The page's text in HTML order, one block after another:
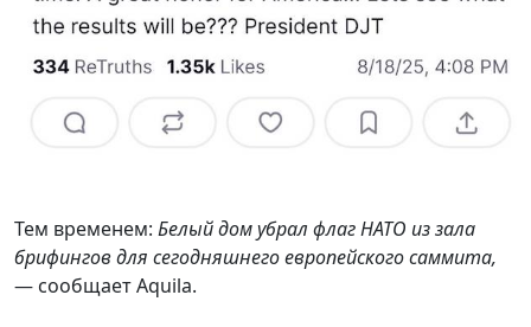
Тем временем: Белый дом убрал флаг НАТО из зала
брифингов для сегодняшнего европейского саммита,
— сообщает Aquila.